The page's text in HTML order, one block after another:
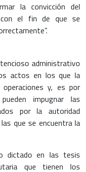
la convicción del
con el fin de que se
administrativo
actos en los que la
y, es por
impugnar las
por la autoridad
que se encuentra la
dictado en las tesis
que tienen los